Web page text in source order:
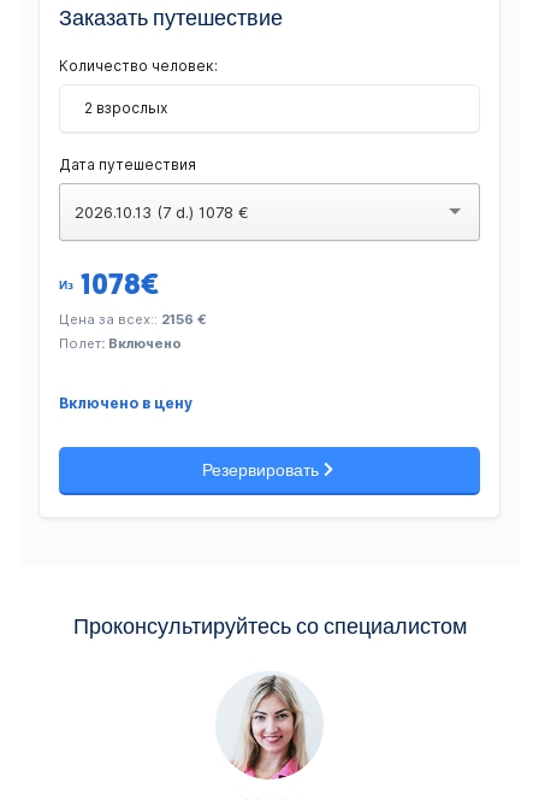
Заказать путешествие
Количество человек:
2 взрослых
Дата путешествия
2026.10.13 (7 d.) 1078 €
Из 1078€
Цена за всех:: 2156 €
Полет: Включено
Включено в цену
Резервировать
Проконсультируйтесь со специалистом